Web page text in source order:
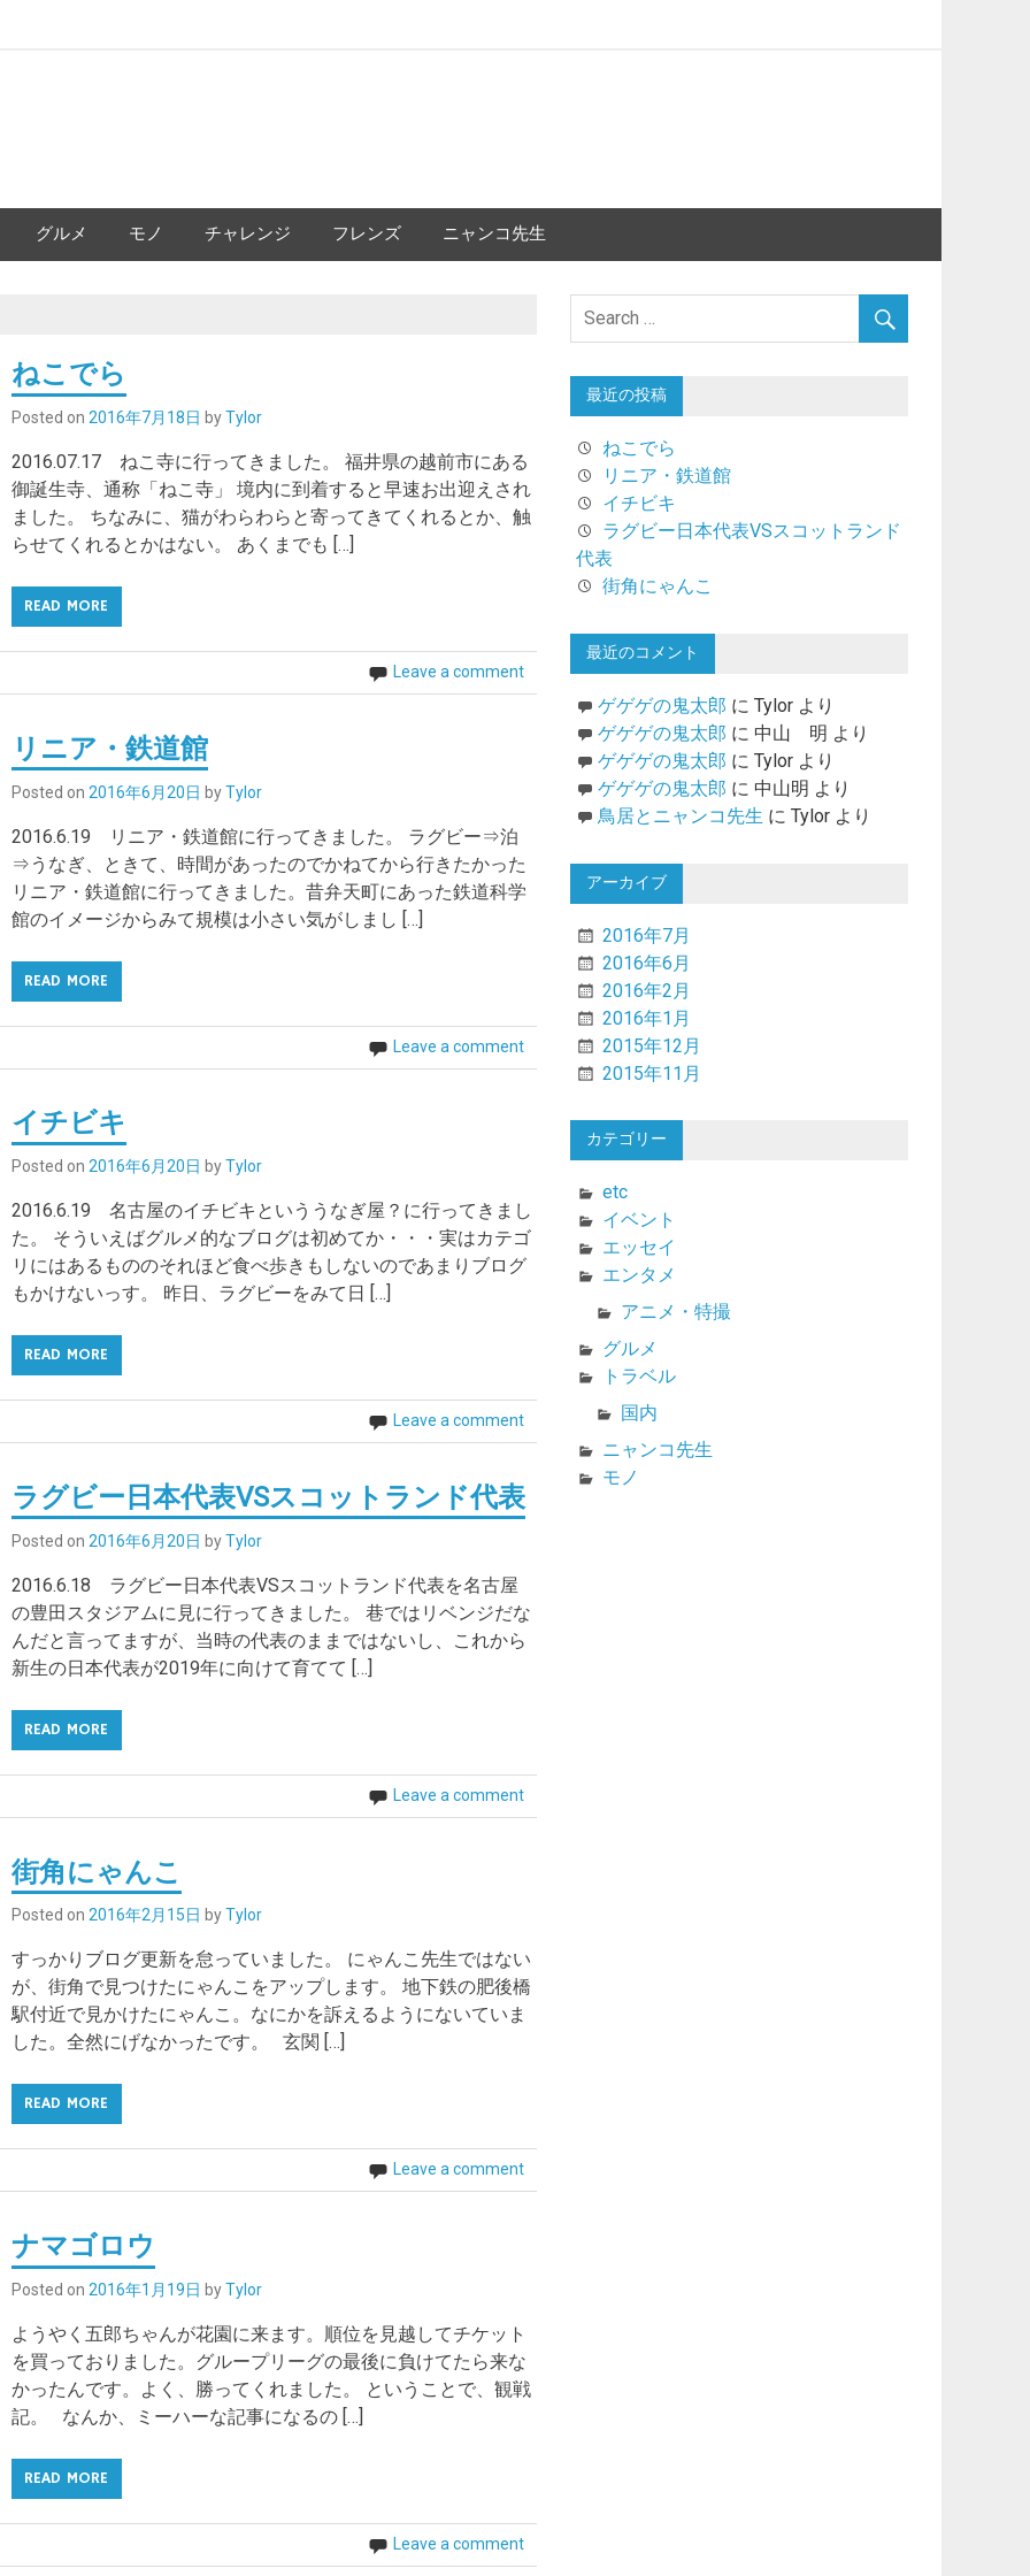
グルメ モノ チャレンジ フレンズ ニャンコ先生
ねこでら
Posted on2016年7月18日 byTylor
2016.07.17 ねこ寺に行ってきました。 福井県の越前市にある
御誕生寺、通称「ねこ寺」 境内に到着すると早速お出迎えされ
ました。 ちなみに、猫がわらわらと寄ってきてくれるとか、触
らせてくれるとかはない。 あくまでも […]
READ MORE
Leave a comment
リニア・鉄道館
Posted on2016年6月20日 byTylor
2016.6.19 リニア・鉄道館に行ってきました。 ラグビー⇒泊
⇒うなぎ、ときて、時間があったのでかねてから行きたかった
リニア・鉄道館に行ってきました。昔弁天町にあった鉄道科学
館のイメージからみて規模は小さい気がしまし […]
READ MORE
Leave a comment
イチビキ
Posted on2016年6月20日 byTylor
2016.6.19 名古屋のイチビキといううなぎ屋？に行ってきまし
た。 そういえばグルメ的なブログは初めてか・・・実はカテゴ
リにはあるもののそれほど食べ歩きもしないのであまりブログ
もかけないっす。 昨日、ラグビーをみて日 […]
READ MORE
Leave a comment
ラグビー日本代表VSスコットランド代表
Posted on2016年6月20日 byTylor
2016.6.18 ラグビー日本代表VSスコットランド代表を名古屋
の豊田スタジアムに見に行ってきました。 巷ではリベンジだな
んだと言ってますが、当時の代表のままではないし、これから
新生の日本代表が2019年に向けて育てて […]
READ MORE
Leave a comment
街角にゃんこ
Posted on2016年2月15日 byTylor
すっかりブログ更新を怠っていました。 にゃんこ先生ではない
が、街角で見つけたにゃんこをアップします。 地下鉄の肥後橋
駅付近で見かけたにゃんこ。なにかを訴えるようにないていま
した。全然にげなかったです。 玄関 […]
READ MORE
Leave a comment
ナマゴロウ
Posted on2016年1月19日 byTylor
ようやく五郎ちゃんが花園に来ます。順位を見越してチケット
を買っておりました。グループリーグの最後に負けてたら来な
かったんです。よく、勝ってくれました。 ということで、観戦
記。 なんか、ミーハーな記事になるの […]
READ MORE
Leave a comment
最近の投稿
ねこでら
リニア・鉄道館
イチビキ
ラグビー日本代表VSスコットランド
代表
街角にゃんこ
最近のコメント
ゲゲゲの鬼太郎 に Tylorより
ゲゲゲの鬼太郎 に 中山 明 より
ゲゲゲの鬼太郎 に Tylorより
ゲゲゲの鬼太郎 に 中山明 より
鳥居とニャンコ先生 に Tylorより
アーカイブ
2016年7月
2016年6月
2016年2月
2016年1月
2015年12月
2015年11月
カテゴリー
etc
イベント
エッセイ
エンタメ
アニメ・特撮
グルメ
トラベル
国内
ニャンコ先生
モノ